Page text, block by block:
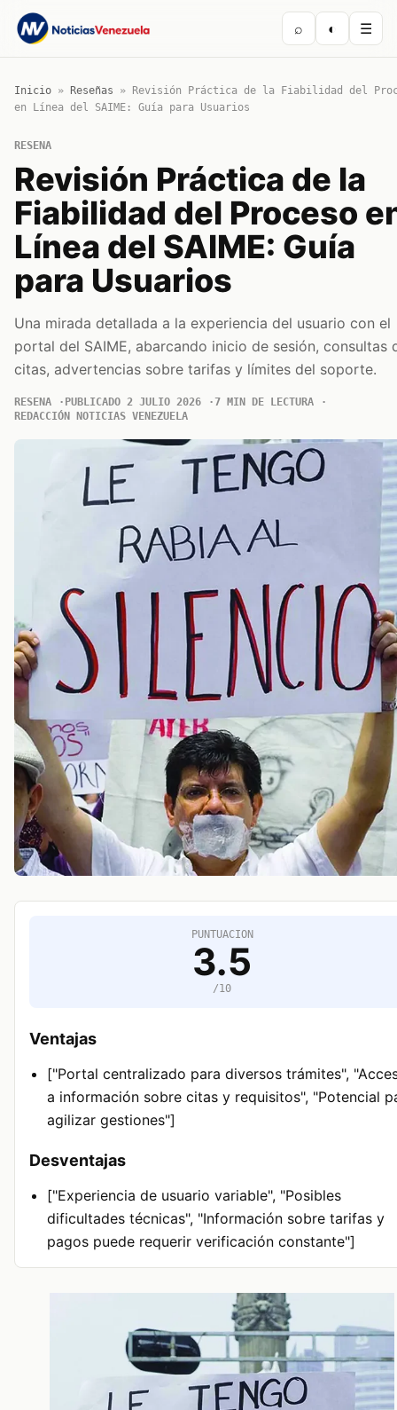
⌕ ◐ ☰
Inicio » Reseñas »
Revisión Práctica de la Fiabilidad del
en Línea del SAIME: Guía para Usuarios
RESENA
Revisión Práctica de la
Fiabilidad del Proceso
Línea del SAIME: Guía
para Usuarios
Una mirada detallada a la experiencia del usuario con el
portal del SAIME, abarcando inicio de sesión, consultas
citas, advertencias sobre tarifas y límites del soporte.
RESENA PUBLICADO 2 JULIO 2026
7 MIN DE LECTURA
REDACCIÓN NOTICIAS VENEZUELA
PUNTUACION
3.5
/10
Ventajas
["Portal centralizado para diversos trámites",
a información sobre citas y requisitos", "Potencial
agilizar gestiones"]
Desventajas
["Experiencia de usuario variable", "Posibles
dificultades técnicas", "Información sobre tarifas y
pagos puede requerir verificación constante"]